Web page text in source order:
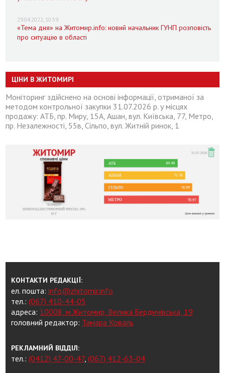
29.04.2022, 10:59
«Тема дня» на Житомир.info: новий начальник ГУНП розповість
про ситуацію в області
ЦІНИ В ЖИТОМИРІ
Моніторинг здійснено на основі інформації, отриманої за
методом контрольної закупки 31.07.2026 р. у місцях
продажу: АТБ, пр. Миру, 15А, Ашан, вул. Київська, 77, Метро,
пр. Незалежності, 55в, Сільпо, вул. Житній ринок, 1
КОНТАКТИ РЕДАКЦІЇ:
ел. пошта: info@zhitomir.info
тел.: (067) 410-44-05
адреса: 10008, м.Житомир, Велика Бердичівська, 19
головний редактор: Тамара Коваль
РЕКЛАМНИЙ ВІДДІЛ:
тел.: (0412) 47-00-47, (067) 412-63-04